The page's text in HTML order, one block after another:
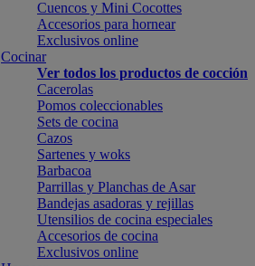
Cuencos y Mini Cocottes
Accesorios para hornear
Exclusivos online
Cocinar
Ver todos los productos de cocción
Cacerolas
Pomos coleccionables
Sets de cocina
Cazos
Sartenes y woks
Barbacoa
Parrillas y Planchas de Asar
Bandejas asadoras y rejillas
Utensilios de cocina especiales
Accesorios de cocina
Exclusivos online